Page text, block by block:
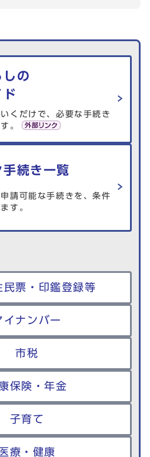
しの
くだけで、必要な手続き
。
続き一覧
請可能な手続きを、条件
す。
民票・印鑑登録等
イナンバー
市税
保険・年金
子育て
医療・健康